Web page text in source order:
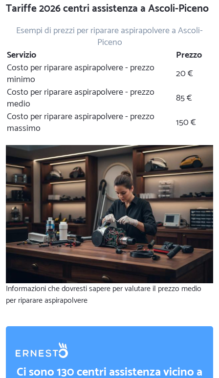
Tariffe 2026 centri assistenza a Ascoli-Piceno
Esempi di prezzi per riparare aspirapolvere a Ascoli-
Piceno
Servizio
Prezzo
Costo per riparare aspirapolvere - prezzo
minimo
20 €
Costo per riparare aspirapolvere - prezzo
medio
85 €
Costo per riparare aspirapolvere - prezzo
massimo
150 €
Informazioni che dovresti sapere per valutare il prezzo medio
per riparare aspirapolvere
Ci sono 130 centri assistenza vicino a